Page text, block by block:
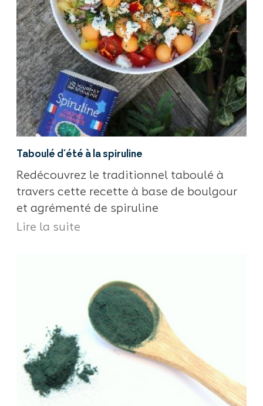
Taboulé d’été à la spiruline
Redécouvrez le traditionnel taboulé à
travers cette recette à base de boulgour
et agrémenté de spiruline
Lire la suite